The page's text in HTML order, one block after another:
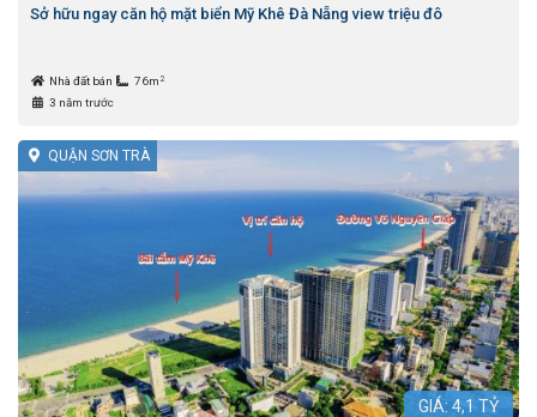
Sở hữu ngay căn hộ mặt biển Mỹ Khê Đà Nẵng view triệu đô
Nhà đất bán 76m 2
3 năm trước
QUẬN SƠN TRÀ
GIÁ: 4,1 TỶ